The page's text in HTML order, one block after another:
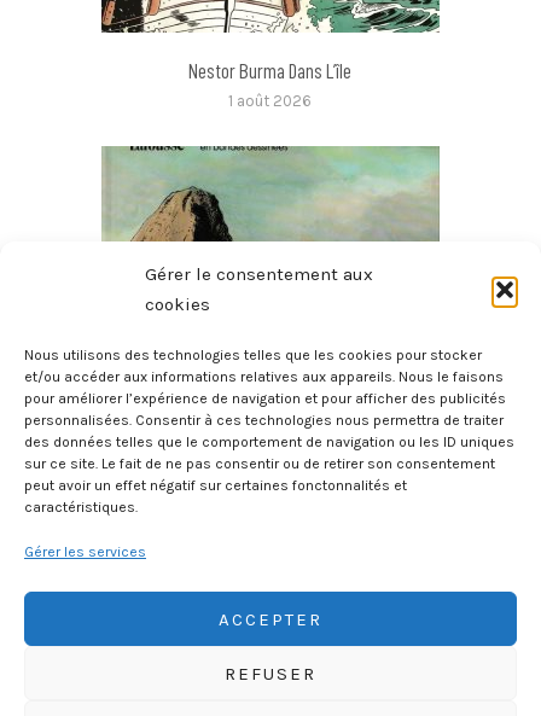
Gérer le consentement aux
cookies
Nous utilisons des technologies telles que les cookies pour stocker
et/ou accéder aux informations relatives aux appareils. Nous le faisons
pour améliorer l’expérience de navigation et pour afficher des publicités
personnalisées. Consentir à ces technologies nous permettra de traiter
des données telles que le comportement de navigation ou les ID uniques
sur ce site. Le fait de ne pas consentir ou de retirer son consentement
peut avoir un effet négatif sur certaines fonctonnalités et
caractéristiques.
Gérer les services
ACCEPTER
REFUSER
Nestor Burma Dans L’île
1 août 2026
Histoire Des Provinces De France – La Bretagne
27 juillet 2026